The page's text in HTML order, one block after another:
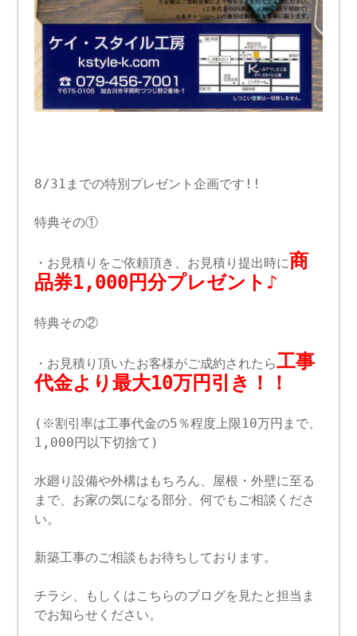
8/31までの特別プレゼント企画です!!
特典その①
・お見積りをご依頼頂き、お見積り提出時に商
品券1,000円分プレゼント♪
特典その②
・お見積り頂いたお客様がご成約されたら工事
代金より最大10万円引き！！
(※割引率は工事代金の5％程度上限10万円まで、
1,000円以下切捨て)
水廻り設備や外構はもちろん、屋根・外壁に至る
まで、お家の気になる部分、何でもご相談くださ
い。
新築工事のご相談もお待ちしております。
チラシ、もしくはこちらのブログを見たと担当ま
でお知らせください。